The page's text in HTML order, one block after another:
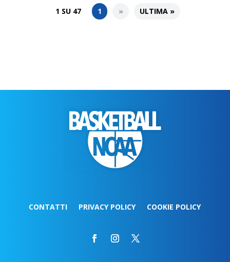
1 SU 47 1 » ULTIMA »
CONTATTI PRIVACY POLICY COOKIE POLICY